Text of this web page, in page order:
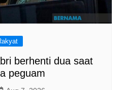
berhenti dua saat
peguam